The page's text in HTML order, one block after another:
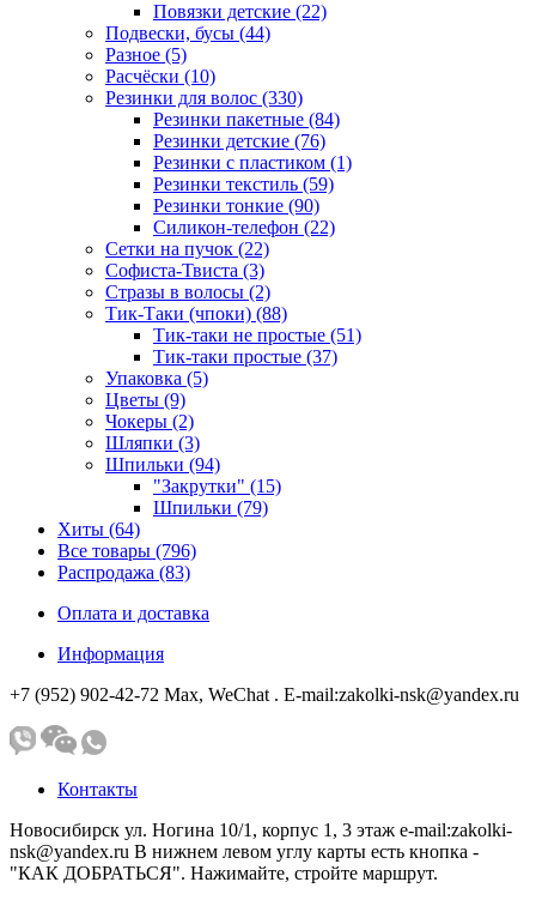
Повязки детские (22)
Подвески, бусы (44)
Разное (5)
Расчёски (10)
Резинки для волос (330)
Резинки пакетные (84)
Резинки детские (76)
Резинки с пластиком (1)
Резинки текстиль (59)
Резинки тонкие (90)
Силикон-телефон (22)
Сетки на пучок (22)
Софиста-Твиста (3)
Стразы в волосы (2)
Тик-Таки (чпоки) (88)
Тик-таки не простые (51)
Тик-таки простые (37)
Упаковка (5)
Цветы (9)
Чокеры (2)
Шляпки (3)
Шпильки (94)
"Закрутки" (15)
Шпильки (79)
Хиты (64)
Все товары (796)
Распродажа (83)
Оплата и доставка
Информация
+7 (952) 902-42-72 Мах, WeChat . E-mail:zakolki-nsk@yandex.ru
Контакты
Новосибирск ул. Ногина 10/1, корпус 1, 3 этаж e-mail:zakolki-
nsk@yandex.ru В нижнем левом углу карты есть кнопка -
"КАК ДОБРАТЬСЯ". Нажимайте, стройте маршрут.